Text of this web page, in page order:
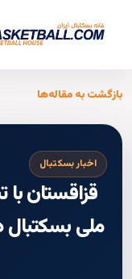
بازگشت به مقاله‌ها
اخبار بسکتبال
قزاقستان با